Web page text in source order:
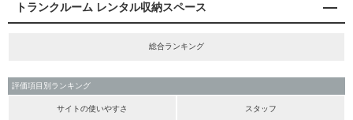
トランクルーム レンタル収納スペース
総合ランキング
評価項目別ランキング
サイトの使いやすさ スタッフ